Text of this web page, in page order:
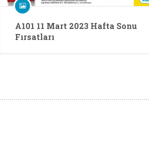
A101 11 Mart 2023 Hafta Sonu
Fırsatları